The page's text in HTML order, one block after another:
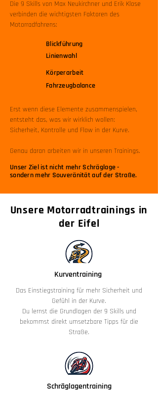
Die 9 Skills von Max Neukirchner und Erik Klose
verbinden die wichtigsten Faktoren des
Motorradfahrens:
Blickführung
Linienwahl
Körperarbeit
Fahrzeugbalance
Erst wenn diese Elemente zusammenspielen,
entsteht das, was wir wirklich wollen:
Sicherheit, Kontrolle und Flow in der Kurve.
Genau daran arbeiten wir in unseren Trainings.
Unser Ziel ist nicht mehr Schräglage -
sondern mehr Souveränität auf der Straße.
Unsere Motorradtrainings in
der Eifel
Kurventraining
Das Einstiegstraining für mehr Sicherheit und
Gefühl in der Kurve.
Du lernst die Grundlagen der 9 Skills und
bekommst direkt umsetzbare Tipps für die
Straße.
Schräglagentraining